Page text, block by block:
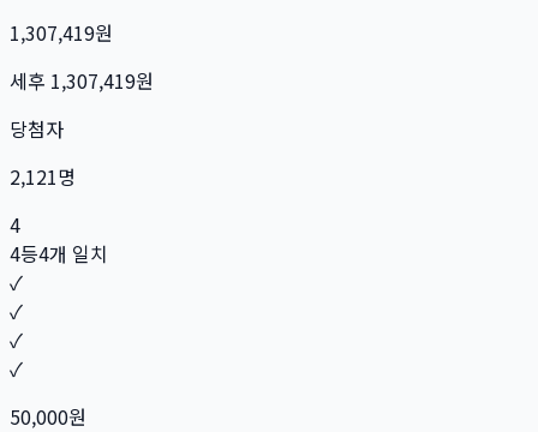
1,307,419원
세후 1,307,419원
당첨자
2,121명
4
4등4개 일치
✓
✓
✓
✓
50,000원